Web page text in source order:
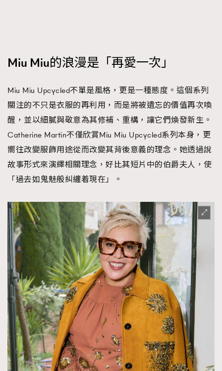
Miu Miu的浪漫是「再愛一次」
Miu Miu Upcycled不單是風格，更是一種態度。這個系列
關注的不只是衣服的再利用，而是將被遺忘的價值再次喚
醒，並以細膩與敬意為其修補、重構，讓它們煥發新生。
Catherine Martin不僅欣賞Miu Miu Upcycled系列本身，更
嚮往改變服飾用途從而改變其背後意義的理念。她透過說
故事形式來演繹相關理念，好比其短片中的伯爵夫人，使
「過去如鬼魅般糾纏着現在」。